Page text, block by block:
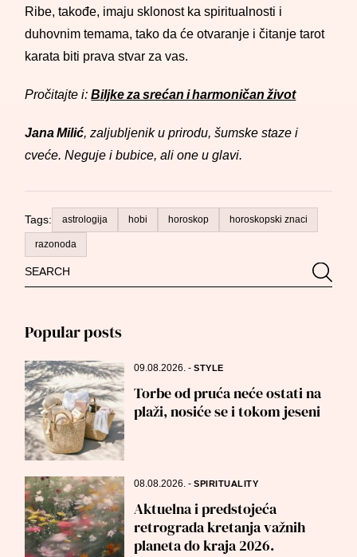
Search
for:
Popular posts
09.08.2026.-STYLE
Torbe od pruća neće ostati na
plaži, nosiće se i tokom jeseni
08.08.2026.-SPIRITUALITY
Aktuelna i predstojeća
retrograda kretanja važnih
planeta do kraja 2026.
Ribe, takođe, imaju sklonost ka spiritualnosti i
duhovnim temama, tako da će otvaranje i čitanje tarot
karata biti prava stvar za vas.
Pročitajte i:Biljke za srećan i harmoničan život
Jana Milić, zaljubljenik u prirodu, šumske staze i
cveće. Neguje i bubice, ali one u glavi.
Tags: astrologija hobi horoskop horoskopski znaci
razonoda